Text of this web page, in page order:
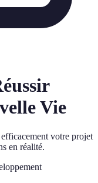
Vie
votre projet
en réalité.